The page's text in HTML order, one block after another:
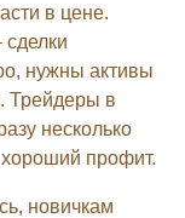
в цене.
сделки
нужны активы
Трейдеры в
несколько
хороший профит.
новичкам